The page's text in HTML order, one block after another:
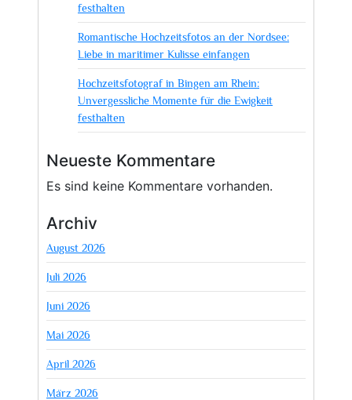
festhalten
Romantische Hochzeitsfotos an der Nordsee:
Liebe in maritimer Kulisse einfangen
Hochzeitsfotograf in Bingen am Rhein:
Unvergessliche Momente für die Ewigkeit
festhalten
Neueste Kommentare
Es sind keine Kommentare vorhanden.
Archiv
August 2026
Juli 2026
Juni 2026
Mai 2026
April 2026
März 2026